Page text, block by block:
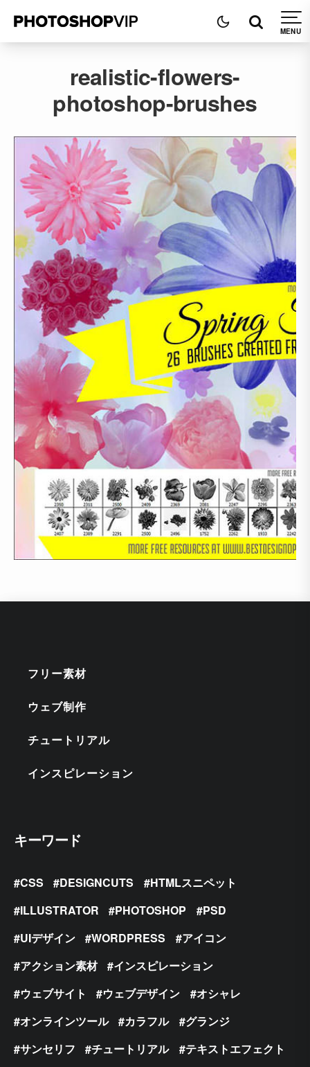
realistic-flowers-
photoshop-brushes
フリー素材
ウェブ制作
チュートリアル
インスピレーション
キーワード
CSS DESIGNCUTS
HTMLスニペット
ILLUSTRATOR
PHOTOSHOP
PSD
UIデザイン
WORDPRESS
アイコン
アクション素材
インスピレーション
ウェブサイト
ウェブデザイン
オシャレ
オンラインツール
カラフル
グランジ
サンセリフ
チュートリアル
テキストエフェクト